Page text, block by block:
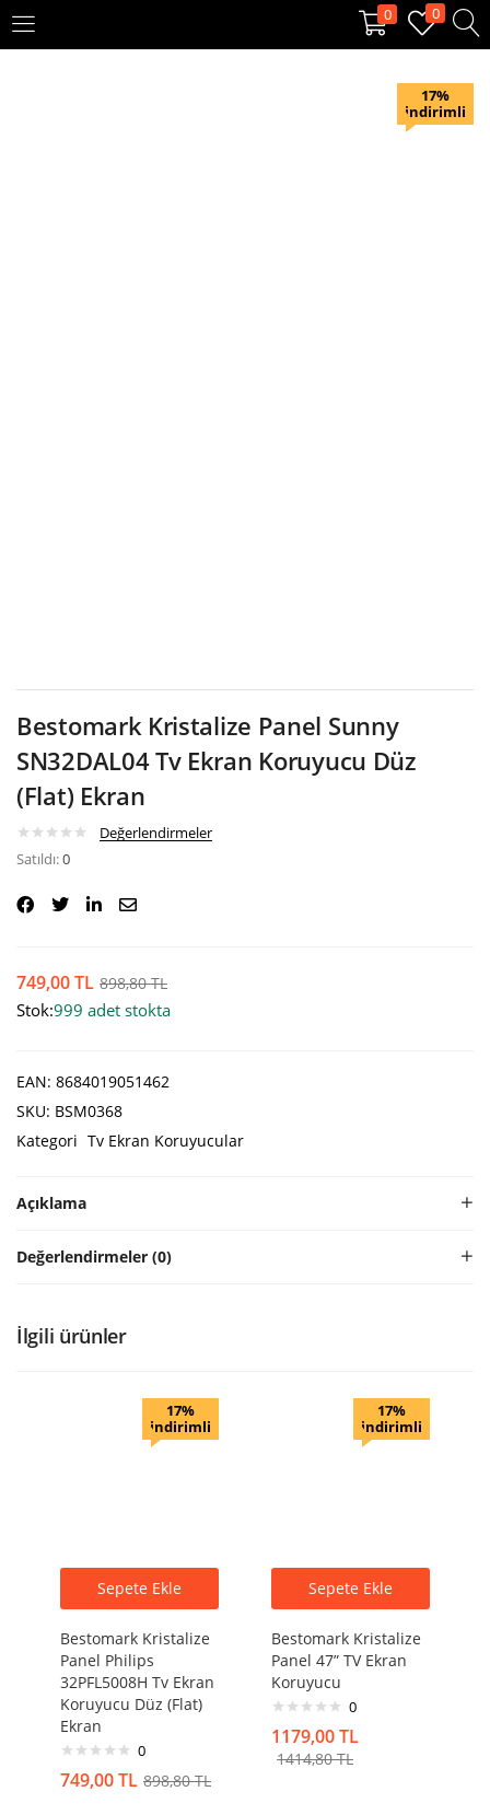
0 0
KAYIT OL
17%
indirimli
Bestomark Kristalize Panel Sunny
SN32DAL04 Tv Ekran Koruyucu Düz
(Flat) Ekran
Değerlendirmeler
Satıldı:0
749,00TL 898,80TL
Stok:999 adet stokta
EAN: 8684019051462
SKU: BSM0368
Kategori Tv Ekran Koruyucular
Açıklama
Değerlendirmeler (0)
İlgili ürünler
17%
indirimli
Sepete Ekle
Bestomark Kristalize
Panel Philips
32PFL5008H Tv Ekran
Koruyucu Düz (Flat)
Ekran
0
749,00TL 898,80TL
17%
indirimli
Sepete Ekle
Bestomark Kristalize
Panel 47” TV Ekran
Koruyucu
0
1179,00TL
1414,80TL